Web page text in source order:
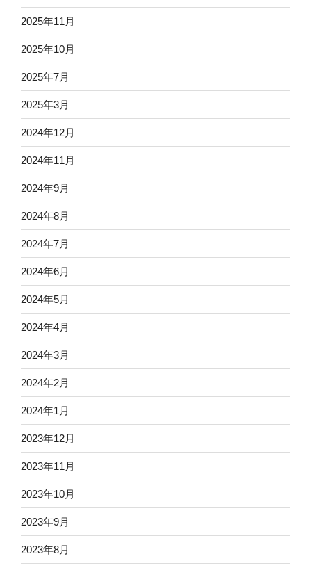
2025年11月
2025年10月
2025年7月
2025年3月
2024年12月
2024年11月
2024年9月
2024年8月
2024年7月
2024年6月
2024年5月
2024年4月
2024年3月
2024年2月
2024年1月
2023年12月
2023年11月
2023年10月
2023年9月
2023年8月